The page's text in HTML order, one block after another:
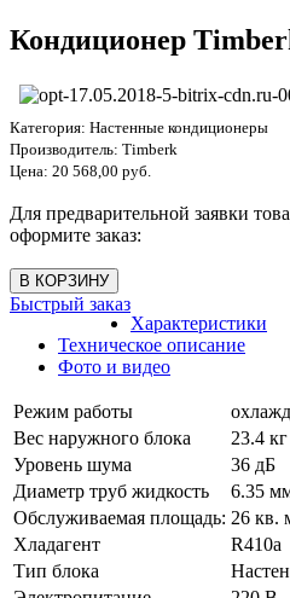
Кондиционер
Категория: Настенные кондиционеры
Производитель: Timberk
Цена: 20 568,00 руб.
Для предварительной заявки
оформите заказ:
Быстрый заказ
Характеристики
Техническое описание
Фото и видео
Режим работы
Вес наружного блока
23.4 кг
Уровень шума
36 дБ
Диаметр труб жидкость
6.35
Обслуживаемая площадь: 26 кв.
Хладагент
R410a
Тип блока